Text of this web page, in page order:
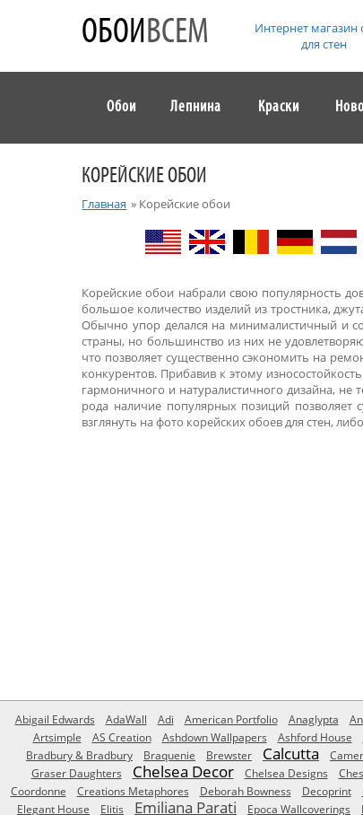
ОБОИВСЕМ
Интернет магазин
для стен
Обои Лепнина Краски
КОРЕЙСКИЕ ОБОИ
Главная » Корейские обои
Корейские обои набрали свою популярность
большое количество изделий из тростника,
Обычно упор делался на минималистичный и
страны, но большинство из них не
что позволяет существенно сэкономить на
конкурентов. Прибавив к этому
гармоничного и натуралистичного дизайна, не
рода наличие популярных позиций позволяет
взглянуть на фото корейских обоев для стен,
Abigail Edwards AdaWall Adi American Portfolio Anaglypta
Artsimple
AS Creation Ashdown Wallpapers Ashford House
Bradbury & Bradbury
Braquenie Brewster Calcutta
Graser Daughters
Chelsea Decor Chelsea Designs
Coordonne Creations Metaphores Deborah Bowness Decoprint
Elegant House
Elitis Emiliana Parati Epoca Wallcoverings